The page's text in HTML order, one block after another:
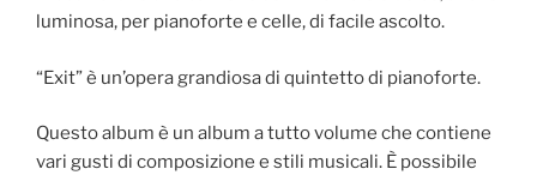
luminosa, per pianoforte e celle, di facile ascolto.
“Exit” è un’opera grandiosa di quintetto di pianoforte.
Questo album è un album a tutto volume che contiene
vari gusti di composizione e stili musicali. È possibile